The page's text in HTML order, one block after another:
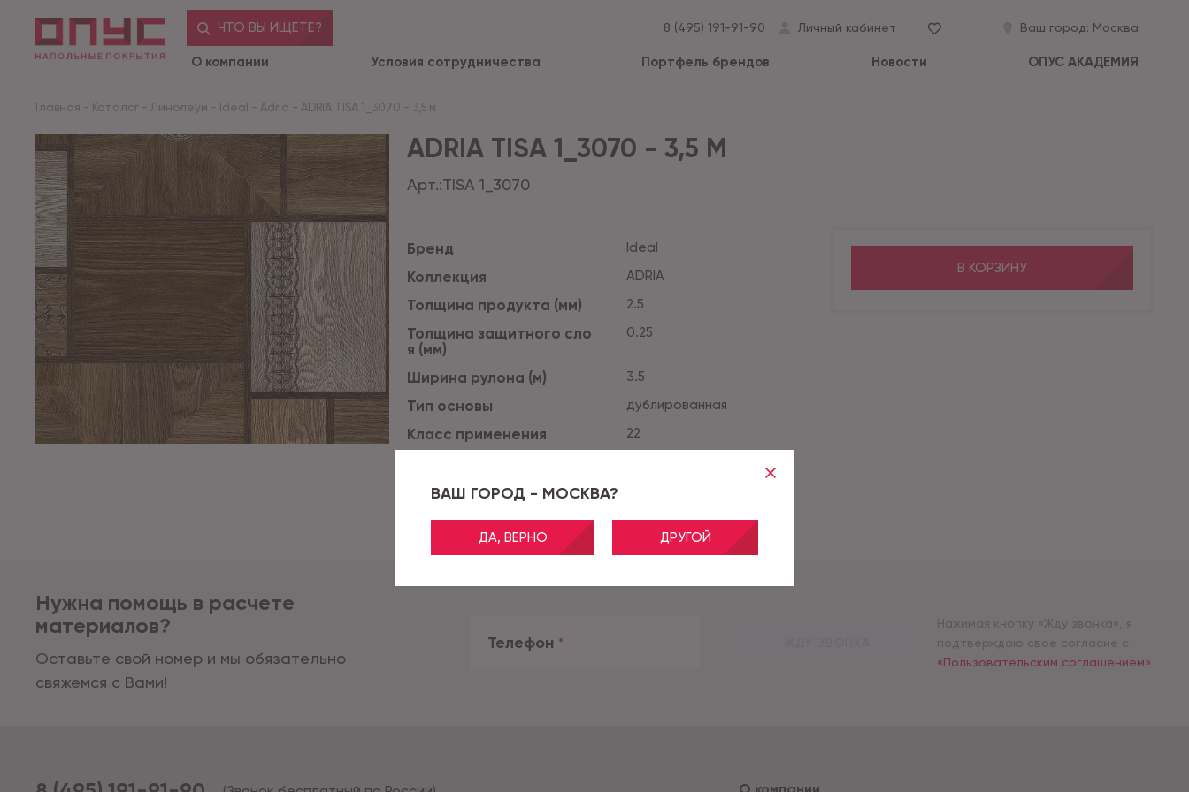
ВАШ ГОРОД - МОСКВА?
ДА, ВЕРНО ДРУГОЙ
ЧТО ВЫ ИЩЕТЕ? 8 (495) 191-91-90 Личный кабинет Ваш город: Москва
О компании Условия сотрудничества Портфель брендов Новости ОПУС АКАДЕМИЯ
Главная - Каталог - Линолеум - Ideal - Adria - ADRIA TISA 1_3070 - 3,5 м
ADRIA TISA 1_3070 - 3,5 М
Арт.:TISA 1_3070
Бренд Ideal
Коллекция ADRIA
Толщина продукта (мм) 2.5
Толщина защитного сло
я (мм)
0.25
Ширина рулона (м) 3.5
Тип основы дублированная
Класс применения 22
Все характеристики
В КОРЗИНУ
Нужна помощь в расчете
материалов?
Оставьте свой номер и мы обязательно
свяжемся с Вами!
Телефон *
Нажимая кнопку «Жду звонка», я
подтверждаю свое согласие с
«Пользовательским соглашением»